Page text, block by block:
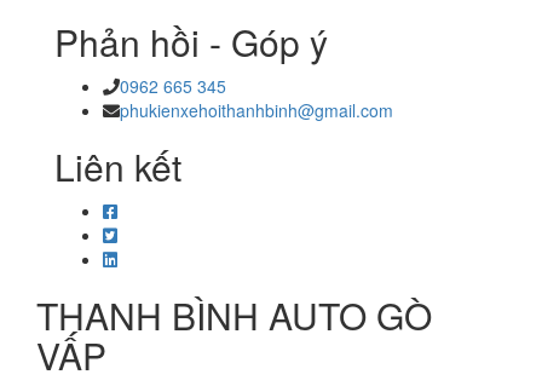
Phản hồi - Góp ý
0962 665 345
phukienxehoithanhbinh@gmail.com
Liên kết
THANH BÌNH AUTO GÒ
VẤP